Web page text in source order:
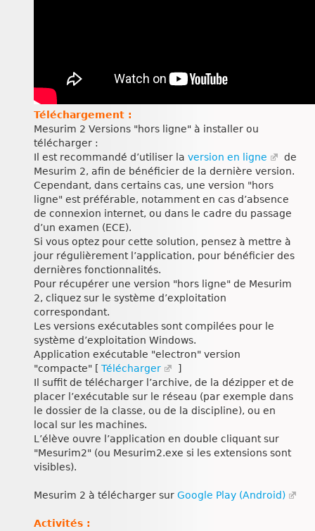
Téléchargement :
Mesurim 2 Versions "hors ligne" à installer ou
télécharger :
Il est recommandé d’utiliser la version en ligne
de
Mesurim 2, afin de bénéficier de la dernière version.
Cependant, dans certains cas, une version "hors
ligne" est préférable, notamment en cas d’absence
de connexion internet, ou dans le cadre du passage
d’un examen (ECE).
Si vous optez pour cette solution, pensez à mettre à
jour régulièrement l’application, pour bénéficier des
dernières fonctionnalités.
Pour récupérer une version "hors ligne" de Mesurim
2, cliquez sur le système d’exploitation
correspondant.
Les versions exécutables sont compilées pour le
système d’exploitation Windows.
Application exécutable "electron" version
"compacte" [ Télécharger
]
Il suffit de télécharger l’archive, de la dézipper et de
placer l’exécutable sur le réseau (par exemple dans
le dossier de la classe, ou de la discipline), ou en
local sur les machines.
L’élève ouvre l’application en double cliquant sur
"Mesurim2" (ou Mesurim2.exe si les extensions sont
visibles).
Mesurim 2 à télécharger sur Google Play (Android)
Activités :